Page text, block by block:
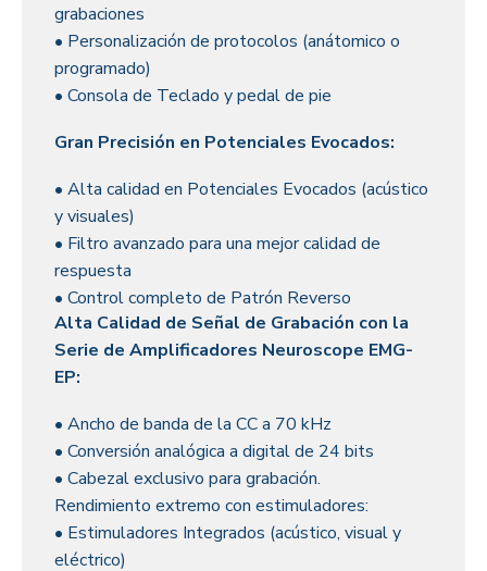
grabaciones
• Personalización de protocolos (anátomico o
programado)
• Consola de Teclado y pedal de pie
Gran Precisión en Potenciales Evocados:
• Alta calidad en Potenciales Evocados (acústico
y visuales)
• Filtro avanzado para una mejor calidad de
respuesta
• Control completo de Patrón Reverso
Alta Calidad de Señal de Grabación con la
Serie de Amplificadores Neuroscope EMG-
EP:
• Ancho de banda de la CC a 70 kHz
• Conversión analógica a digital de 24 bits
• Cabezal exclusivo para grabación.
Rendimiento extremo con estimuladores:
• Estimuladores Integrados (acústico, visual y
eléctrico)